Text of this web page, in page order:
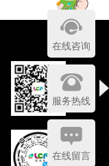
在线咨询
服务热线
在线留言